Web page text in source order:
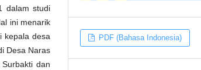
dalam studi
ini menarik
kepala desa
Desa Naras
dan
PDF (Bahasa Indonesia)